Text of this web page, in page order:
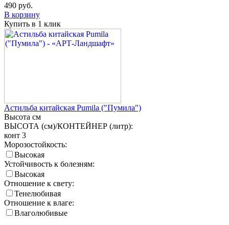
490 руб.
В корзину
Купить в 1 клик
Астильба китайская Pumila ("Пумила")
Высота см
ВЫСОТА (см)/КОНТЕЙНЕР (литр):
конт 3
Морозостойкость:
Высокая
Устойчивость к болезням:
Высокая
Отношение к свету:
Тенелюбивая
Отношение к влаге:
Влаголюбивые